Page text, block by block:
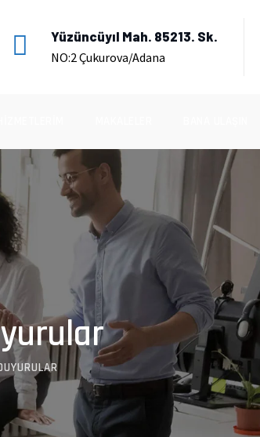
Yüzüncüyıl Mah. 85213. Sk.
NO:2 Çukurova/Adana